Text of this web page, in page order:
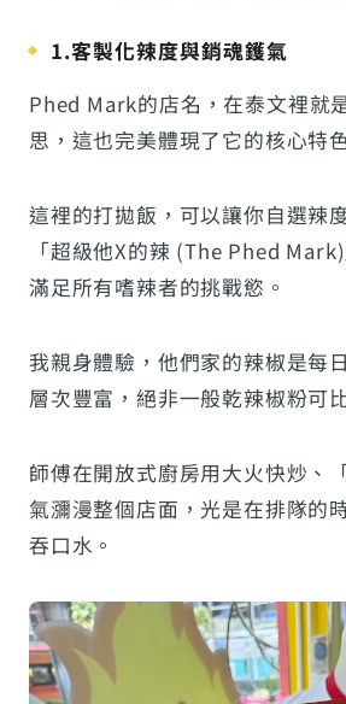
1.客製化辣度與銷魂鑊氣
Phed Mark的店名，在泰文裡就
思，這也完美體現了它的核心特
這裡的打拋飯，可以讓你自選辣
「超級他X的辣 (The Phed
滿足所有嗜辣者的挑戰慾。
我親身體驗，他們家的辣椒是每
層次豐富，絕非一般乾辣椒粉可
師傅在開放式廚房用大火快炒、
氣瀰漫整個店面，光是在排隊的
吞口水。